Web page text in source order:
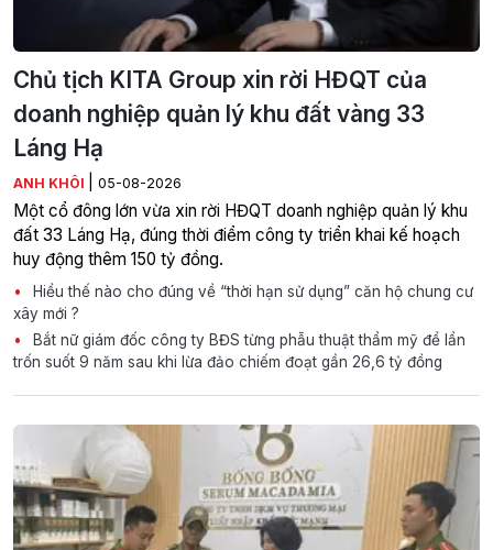
Chủ tịch KITA Group xin rời HĐQT của
doanh nghiệp quản lý khu đất vàng 33
Láng Hạ
ANH KHÔI 05-08-2026
Một cổ đông lớn vừa xin rời HĐQT doanh nghiệp quản lý khu
đất 33 Láng Hạ, đúng thời điểm công ty triển khai kế hoạch
huy động thêm 150 tỷ đồng.
Hiểu thế nào cho đúng về “thời hạn sử dụng” căn hộ chung cư
xây mới ?
Bắt nữ giám đốc công ty BĐS từng phẫu thuật thẩm mỹ để lẩn
trốn suốt 9 năm sau khi lừa đảo chiếm đoạt gần 26,6 tỷ đồng